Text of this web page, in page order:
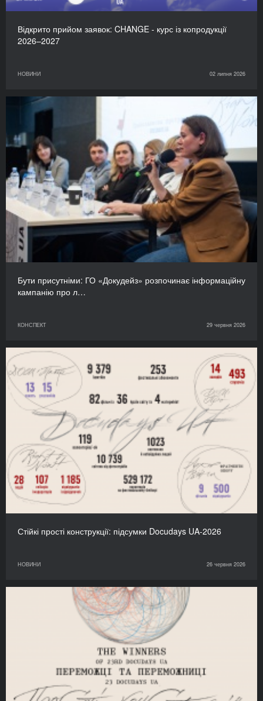
Відкрито прийом заявок: CHANGE - курс із копродукції
2026–2027
НОВИНИ 02 липня 2026
Бути присутніми: ГО «Докудейз» розпочинає інформаційну
кампанію про л…
КОНСПЕКТ 29 червня 2026
Стійкі прості конструкції: підсумки Docudays UA-2026
НОВИНИ 26 червня 2026